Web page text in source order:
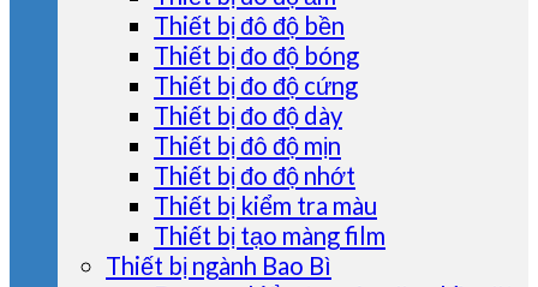
Thiết bị đô độ bền
Thiết bị đo độ bóng
Thiết bị đo độ cứng
Thiết bị đo độ dày
Thiết bị đô độ mịn
Thiết bị đo độ nhớt
Thiết bị kiểm tra màu
Thiết bị tạo màng film
Thiết bị ngành Bao Bì